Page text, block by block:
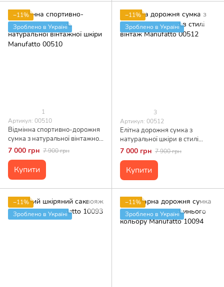
−11%
Зроблено в Україні
1
Артикул: 00510
Відмінна спортивно-дорожня
сумка з натуральної вінтажної
шкіри Manufatto 00510
7 000 грн 7 900 грн
Купити
−11%
Зроблено в Україні
3
Артикул: 00512
Елітна дорожня сумка з
натуральної шкіри в стилі
вінтаж Manufatto 00512
7 000 грн 7 900 грн
Купити
−11%
Зроблено в Україні
−11%
Зроблено в Україні